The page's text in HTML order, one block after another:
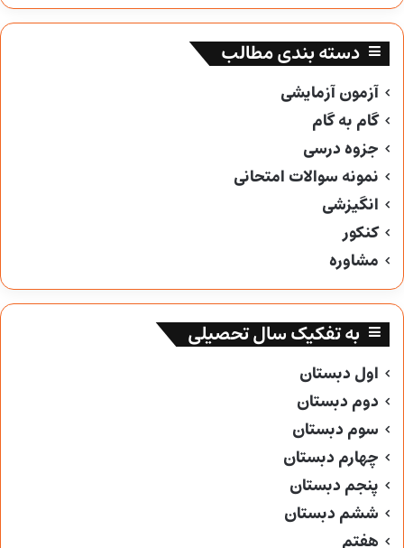
دسته بندی مطالب
آزمون آزمایشی
گام به گام
جزوه درسی
نمونه سوالات امتحانی
انگیزشی
کنکور
مشاوره
به تفکیک سال تحصیلی
اول دبستان
دوم دبستان
سوم دبستان
چهارم دبستان
پنجم دبستان
ششم دبستان
هفتم